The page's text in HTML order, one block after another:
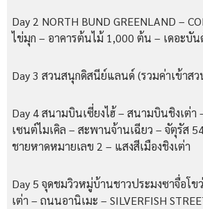
Day 2 NORTH BUND GREENLAND –
ไข่มุก – อาคารต้นไม้ 1,000 ต้น – เดอะบั
Day 3 สวนสนุกดิสนีย์แลนด์ (รวมค่าเข้าส
Day 4 สนามบินเซี่ยงไฮ้ – สนามบินชิงเต่า
เซนต์ไมเคิล – สะพานจ้านเฉียว – จัตุรัส
ชายหาดหมายเลข 2 – แสงสีเมืองชิงเต่า
Day 5 จุดชมวิวหมู่บ้านชาวประมงซาจื่อโ
เต่า – ถนนอานิเมะ – SILVERFISH